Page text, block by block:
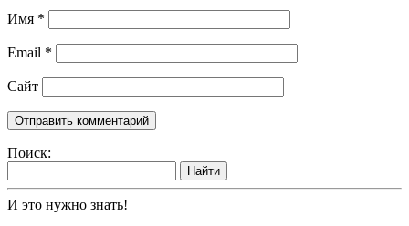
Имя *
Email *
Сайт
Поиск:
Найти
И это нужно знать!